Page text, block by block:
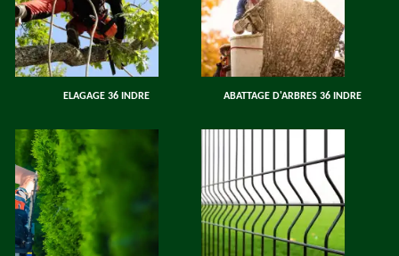
ELAGAGE 36 INDRE ABATTAGE D'ARBRES 36 INDRE